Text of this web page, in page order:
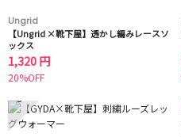
Ungrid
【Ungrid ×靴下屋】透かし編みレースソ
ックス
1,320 円
20%OFF
5